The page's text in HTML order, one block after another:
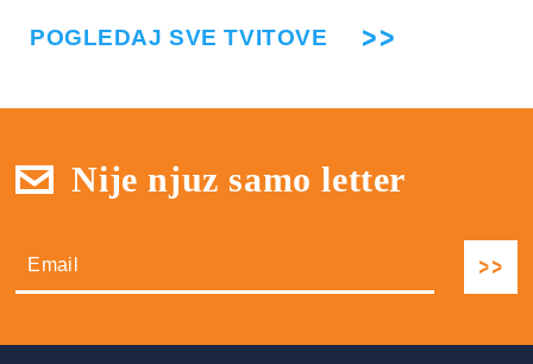
POGLEDAJ SVE TVITOVE
Nije njuz samo letter